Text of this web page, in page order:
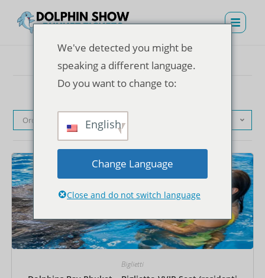
Ordinamento predefinito
Biglietti
We've detected you might be
speaking a different language.
Do you want to change to:
English
Change Language
Close and do not switch language